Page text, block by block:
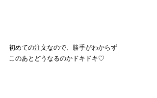
初めての注文なので、勝手がわからず
このあとどうなるのかドキドキ♡